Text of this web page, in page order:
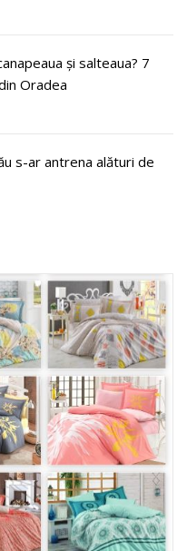
și salteaua? 7
Oradea
s-ar antrena alături de